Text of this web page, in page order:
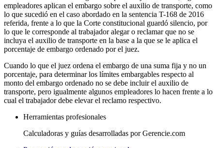
empleadores aplican el embargo sobre el auxilio de transporte, como
lo que sucedió en el caso abordado en la sentencia T-168 de 2016
referida, frente a lo que la Corte constitucional guardó silencio, por
lo que le corresponde al trabajador alegar o reclamar que no se
incluya el auxilio de transporte en la base a la que se le aplica el
porcentaje de embargo ordenado por el juez.
Cuando lo que el juez ordena el embargo de una suma fija y no un
porcentaje, para determinar los límites embargables respecto al
monto del embargo ordenado no se debe incluir el auxilio de
transporte, pero igualmente algunos empleadores lo hacen frente a lo
cual el trabajador debe elevar el reclamo respectivo.
Herramientas profesionales
Calculadoras y guías desarrolladas por Gerencie.com